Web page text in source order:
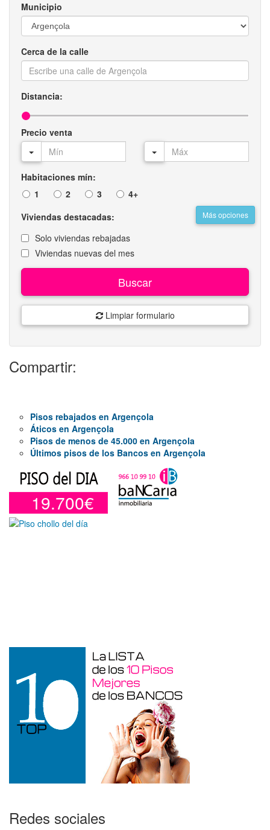
Municipio
Cerca de la calle
Distancia:
Precio venta
Habitaciones mín:
1
2 3 4+
Más opciones
Viviendas destacadas:
Solo viviendas rebajadas
Viviendas nuevas del mes
Buscar
Limpiar formulario
Compartir:
Pisos rebajados en Argençola
Áticos en Argençola
Pisos de menos de 45.000 en Argençola
Últimos pisos de los Bancos en Argençola
19.700€
Redes sociales